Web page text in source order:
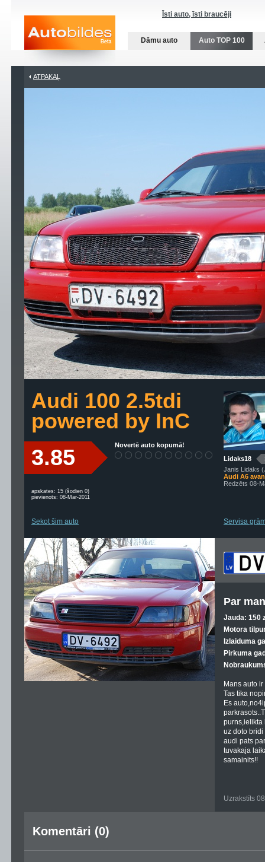
Īsti auto, īsti braucēji
Dāmu auto Auto TOP 100
ATPAKAĻ
Audi 100 2.5tdi
powered by InC
3.85 Novertē auto kopumā!
apskates: 15 (šodien 0)
pievienots: 08-Mar-2011
Sekot šim auto
Lidaks18
Janis Lidaks
Audi A6
Redzēts 08-
Servisa
Par
Jauda: 150
Motora
Izlaiduma
Pirkuma
Mans auto
Tas tika
Es
purns,ielikta
uz doto bridi
audi pats
tuvakaja
samainits!!
Uzrakstīts
Komentāri (0)